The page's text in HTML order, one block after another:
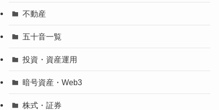
不動産
五十音一覧
投資・資産運用
暗号資産・Web3
株式・証券